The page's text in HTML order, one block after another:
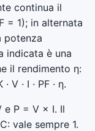
continua il
= 1); in alternata
potenza
indicata è una
il rendimento η:
V · I · PF · η.
e P = V × I. Il
vale sempre 1.